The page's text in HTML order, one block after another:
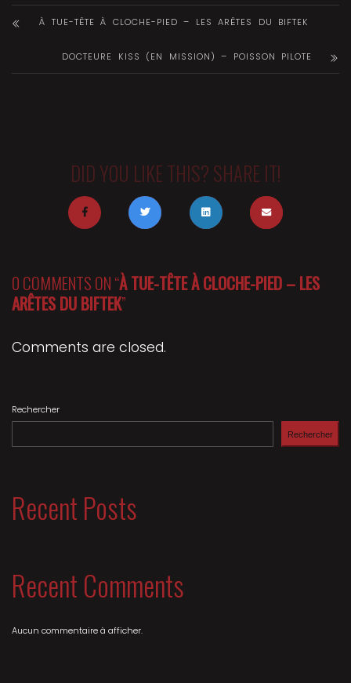
À TUE-TÊTE À CLOCHE-PIED – LES ARÊTES DU BIFTEK
DOCTEURE KISS (EN MISSION) – POISSON PILOTE
DID YOU LIKE THIS? SHARE IT!
0 COMMENTS ON “À TUE-TÊTE À CLOCHE-PIED – LES
ARÊTES DU BIFTEK”
Comments are closed.
Rechercher
Rechercher
Recent Posts
Recent Comments
Aucun commentaire à afficher.